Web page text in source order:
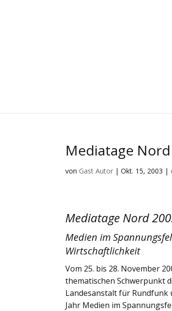
Mediatage
von Gast Autor |Okt. 15, 2003 |
Mediatage Nord
Medien im
Wirtschaftlichkeit
Vom 25. bis 28. November
thematischen Schwerpunkt
Landesanstalt für Rundfunk
Jahr Medien im